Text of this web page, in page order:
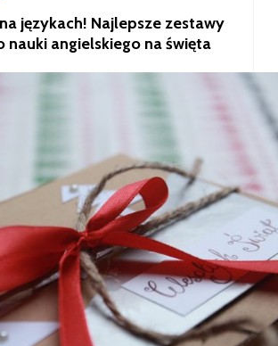
językach! Najlepsze zestawy
nauki angielskiego na święta